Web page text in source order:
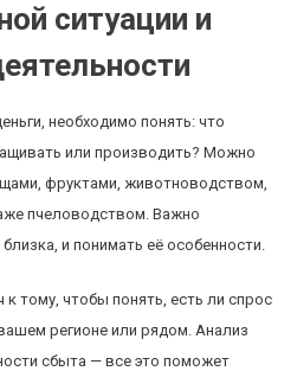
ситуации и
необходимо понять: что
или производить? Можно
фруктами, животноводством,
пчеловодством. Важно
и понимать её особенности.
тому, чтобы понять, есть ли спрос
регионе или рядом. Анализ
сбыта — все это поможет